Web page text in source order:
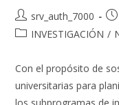
Autor
de
srv_auth_7000
de
Categoría
la
entrada:
INVESTIGACIÓN /
Con el propósito de
universitarias para